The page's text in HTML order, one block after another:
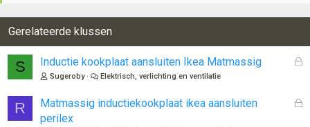
Gerelateerde klussen
S
G
l
Inductie kookplaat aansluiten Ikea Matmassig
Sugeroby Elektrisch, verlichting en ventilatie
R
G
Matmassig inductiekookplaat ikea aansluiten
perilex